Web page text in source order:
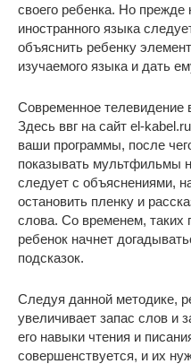
своего ребенка. Но прежде
иностранного языка
объяснить ребенку
изучаемого языка и дать
Современное телевидение
Здесь ввг на сайт el-
ваши программы, после
показывать мультфильмы
следует с объяснениями,
остановить пленку и
слова. Со временем, таких
ребенок начнет
подсказок.
Следуя данной методике,
увеличивает запас слов и
его навыки чтения и
совершенствуется, и их